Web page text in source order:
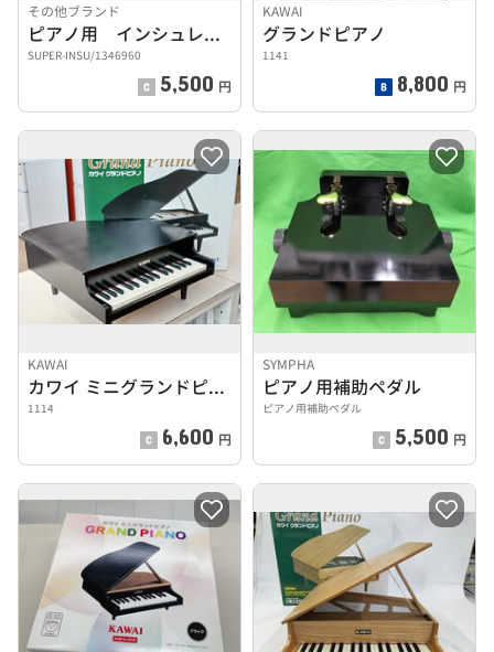
その他ブランド
ピアノ用 インシュレーター
SUPER-INSU/1346960
5,500 円
KAWAI
グランドピアノ
1141
8,800 円
KAWAI
カワイ ミニグランドピアノ
1114
6,600 円
SYMPHA
ピアノ用補助ペダル
ピアノ用補助ペダル
5,500 円